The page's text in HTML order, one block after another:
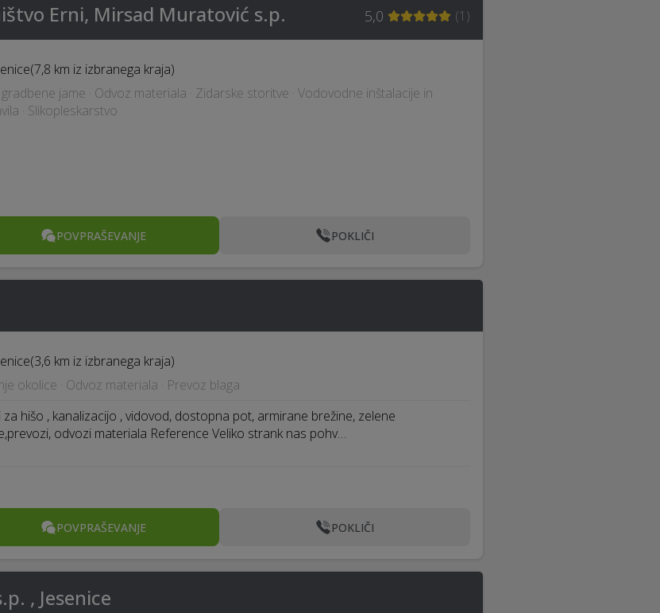
Erni, Mirsad Muratović s.p. 5,0 (1 )
(7,8 km iz izbranega kraja)
jame · Odvoz materiala · Zidarske storitve · Vodovodne inštalacije in
· Slikopleskarstvo
POVPRAŠEVANJE POKLIČI
(3,6 km iz izbranega kraja)
okolice · Odvoz materiala · Prevoz blaga
za hišo , kanalizacijo , vidovod, dostopna pot, armirane brežine, zelene
odvozi materiala Reference Veliko strank nas pohv…
POVPRAŠEVANJE POKLIČI
, Jesenice